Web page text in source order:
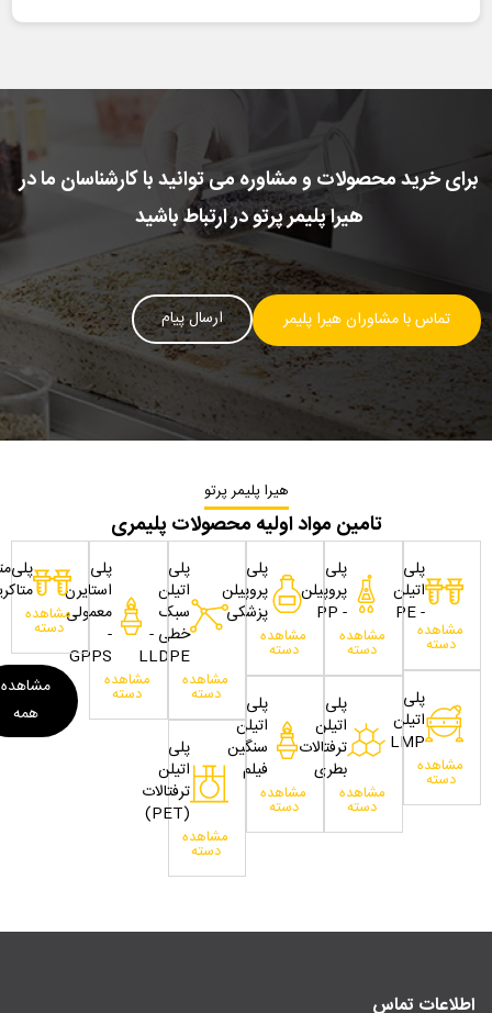
برای خرید محصولات و مشاوره می توانید با کارشناسان ما در
هیرا پلیمر پرتو در ارتباط باشید
تماس با مشاوران هیرا پلیمر ارسال پیام
هیرا پلیمر پرتو
تامین مواد اولیه محصولات پلیمری
پلی
اتیلن
- PE
مشاهده
دسته
پلی
اتیلن
LMP
مشاهده
دسته
پلی
پروپیلن
- PP
مشاهده
دسته
پلی
اتیلن
ترفتالات
بطری
مشاهده
دسته
پلی
پروپیلن
پزشکی
مشاهده
دسته
پلی
اتیلن
سنگین
فیلم
مشاهده
دسته
پلی
اتیلن
سبک
خطی -
LLDPE
مشاهده
دسته
پلی
اتیلن
ترفتالات
(PET)
مشاهده
دسته
پلی
استایرن
معمولی
-
GPPS
مشاهده
دسته
مشاهده
دسته
مشاهده
همه
اطلاعات تماس